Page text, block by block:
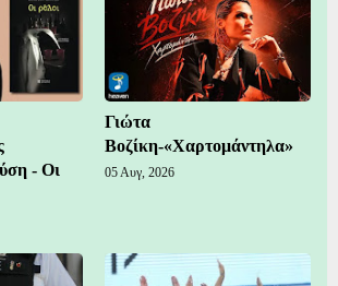
- Οι
Γιώτα
Βοζίκη-«Χαρτομάντηλα»
05 Αυγ, 2026